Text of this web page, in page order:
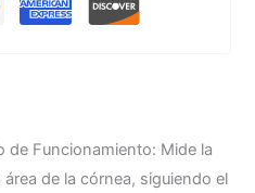
de Funcionamiento: Mide la
de la córnea, siguiendo el